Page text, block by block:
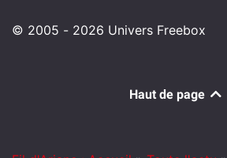
© 2005 - 2026 Univers Freebox
Haut de page